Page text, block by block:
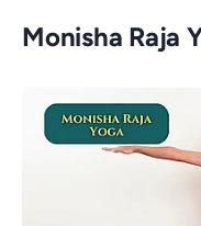
Monisha Raja